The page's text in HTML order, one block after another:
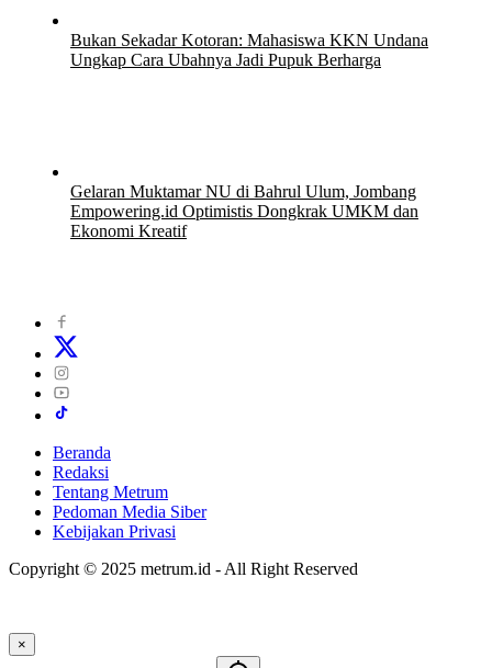
Bukan Sekadar Kotoran: Mahasiswa KKN Undana
Ungkap Cara Ubahnya Jadi Pupuk Berharga
Gelaran Muktamar NU di Bahrul Ulum, Jombang
Empowering.id Optimistis Dongkrak UMKM dan
Ekonomi Kreatif
Beranda
Redaksi
Tentang Metrum
Pedoman Media Siber
Kebijakan Privasi
Copyright © 2025 metrum.id - All Right Reserved
×